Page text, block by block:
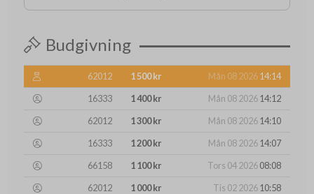
Budgivning
62012 1 500 kr Mån 08 202614:14
16333
1 400 kr Mån 08 202614:12
62012
1 300 kr Mån 08 202614:10
16333
1 200 kr Mån 08 202614:07
66158
1 100 kr Tors 04 202608:08
62012
1 000 kr Tis 02 202610:58